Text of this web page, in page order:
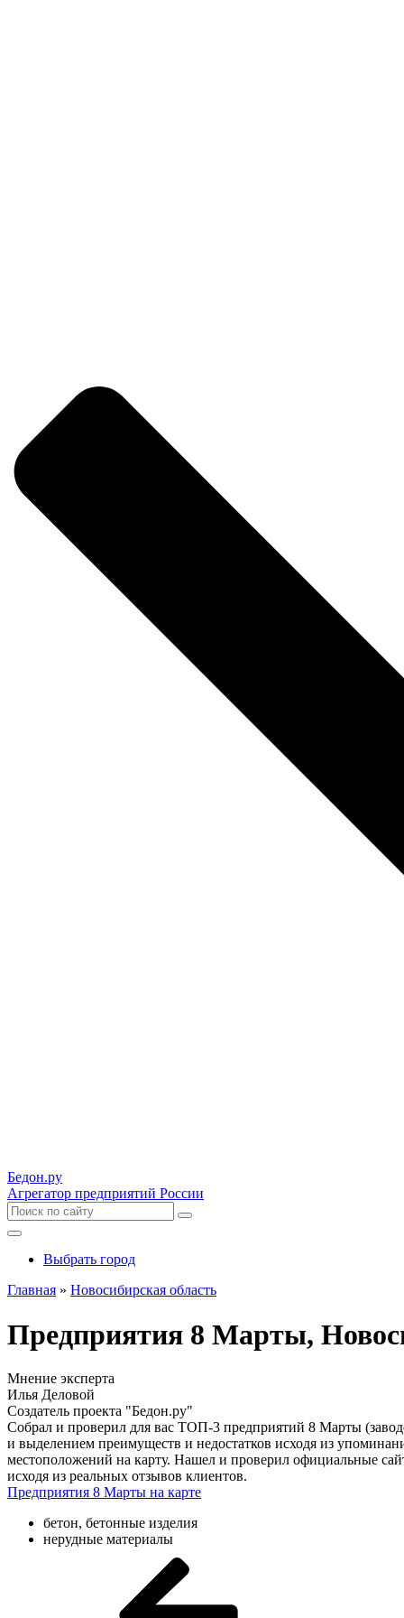
Бедон.ру
Агрегатор предприятий России
Выбрать город
Главная » Новосибирская область
Предприятия 8 Марты,
Мнение эксперта
Илья Деловой
Создатель проекта "Бедон.ру"
Собрал и проверил для вас ТОП-3 предприятий 8 Марты
и выделением преимуществ и недостатков исходя из
местоположений на карту. Нашел и проверил официальные
исходя из реальных отзывов клиентов.
Предприятия 8 Марты на карте
бетон, бетонные изделия
нерудные материалы